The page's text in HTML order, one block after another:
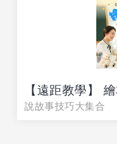
【遠距教學】
說故事技巧大集合